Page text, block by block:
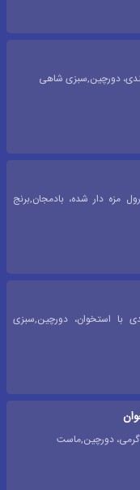
رول مزه دار شده، بادمجان,برنج
با استخوان، دورچین,سبزی